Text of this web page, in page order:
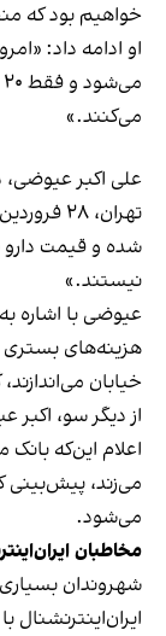
خواهیم بود که
می‌کنند.»
علی اکبر عیوضی،
تهران،
شده و قیمت دارو
نیستند.»
عیوضی با اشاره
هزینه‌های بستری
خیابان
از دیگر سو، اکبر
اعلام این‌که بانک
می‌زند، پیش‌بینی
می‌شود.
مخاطبان
شهروندان
ایران‌اینترنشنال